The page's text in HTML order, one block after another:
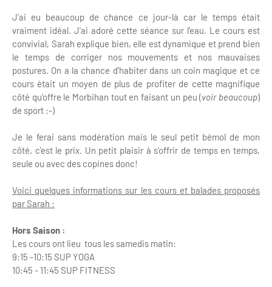
J'ai eu beaucoup de chance ce jour-là car le temps était
vraiment idéal. J'ai adoré cette séance sur l'eau. Le cours est
convivial, Sarah explique bien, elle est dynamique et prend bien
le temps de corriger nos mouvements et nos mauvaises
postures. On a la chance d'habiter dans un coin magique et ce
cours était un moyen de plus de profiter de cette magnifique
côté qu'offre le Morbihan tout en faisant un peu (voir beaucoup)
de sport :-)
Je le ferai sans modération mais le seul petit bémol de mon
côté, c'est le prix. Un petit plaisir à s'offrir de temps en temps,
seule ou avec des copines donc!
Voici quelques informations sur les cours et balades proposés
par Sarah :
Hors Saison :
Les cours ont lieu tous les samedis matin:
9:15 -10:15 SUP YOGA
10:45 - 11:45 SUP FITNESS